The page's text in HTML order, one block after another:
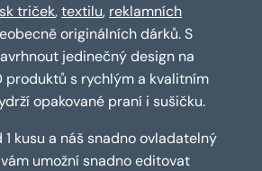
triček,textilu, reklamních
originálních dárků. S
jedinečný design na
produktů s rychlým a kvalitním
opakované praní i sušičku.
1 kusu a náš snadno ovladatelný
vám umožní snadno editovat